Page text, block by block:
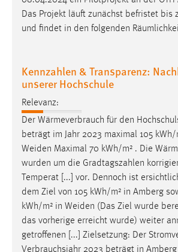
Das Projekt läuft zunächst befristet bis
und findet in den folgenden
Kennzahlen & Transparenz:
unserer Hochschule
Relevanz:
Der Wärmeverbrauch für den
beträgt im Jahr 2023 maximal 105 kWh/
Weiden Maximal 70 kWh/m² . Die
wurden um die Gradtagszahlen
Temperat [...] vor. Dennoch ist
dem Ziel von 105 kWh/m² in Amberg
kWh/m² in Weiden (Das Ziel wurde
das vorherige erreicht wurde) weiter
getroffenen [...] Zielsetzung: Der
Verbrauchsjahr 2023 beträgt in
Zweck:
Zugriffsstatistik
Max. 13 Monate
MARKETING
Marketing Cookies werden von
verwendet, um personalisierte
Sie tun dies, indem sie Besucher
hinweg verfolgen.
Google Ads
Name:
_gcl_au